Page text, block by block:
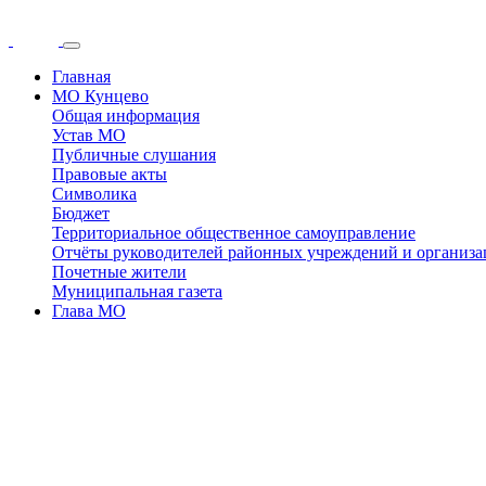
Главная
МО Кунцево
Общая информация
Устав МО
Публичные слушания
Правовые акты
Символика
Бюджет
Территориальное общественное самоуправление
Отчёты руководителей районных учреждений и
Почетные жители
Муниципальная газета
Глава МО